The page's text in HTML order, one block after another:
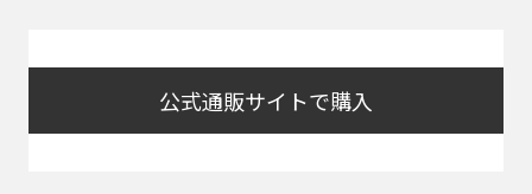
公式通販サイトで購入